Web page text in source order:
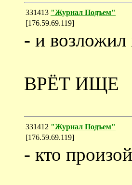
331413 "Журнал Подъем"
[176.59.69.119]
- и возложил
ВРЁТ ИЩЕ
331412 "Журнал Подъем"
[176.59.69.119]
- кто